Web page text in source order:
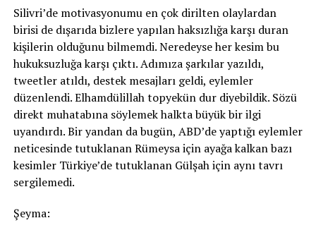
Silivri’de motivasyonumu en çok dirilten olaylardan
birisi de dışarıda bizlere yapılan haksızlığa karşı duran
kişilerin olduğunu bilmemdi. Neredeyse her kesim bu
hukuksuzluğa karşı çıktı. Adımıza şarkılar yazıldı,
tweetler atıldı, destek mesajları geldi, eylemler
düzenlendi. Elhamdülillah topyekün dur diyebildik. Sözü
direkt muhatabına söylemek halkta büyük bir ilgi
uyandırdı. Bir yandan da bugün, ABD’de yaptığı eylemler
neticesinde tutuklanan Rümeysa için ayağa kalkan bazı
kesimler Türkiye’de tutuklanan Gülşah için aynı tavrı
sergilemedi.
Şeyma: